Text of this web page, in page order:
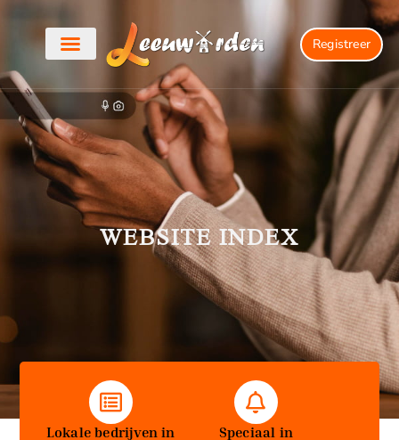
Registreer
WEBSITE INDEX
Lokale bedrijven in
Speciaal in